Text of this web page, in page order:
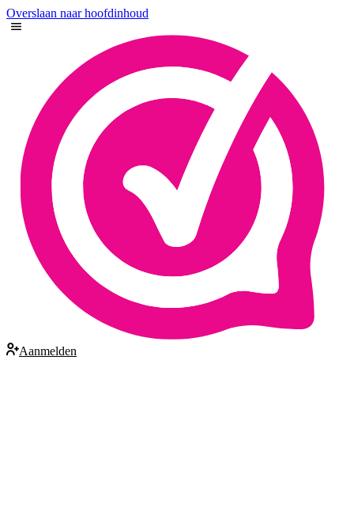
Overslaan naar hoofdinhoud
Aanmelden